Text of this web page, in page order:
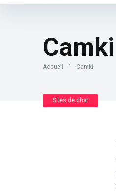
Camki
Accueil " Camki
Sites de chat